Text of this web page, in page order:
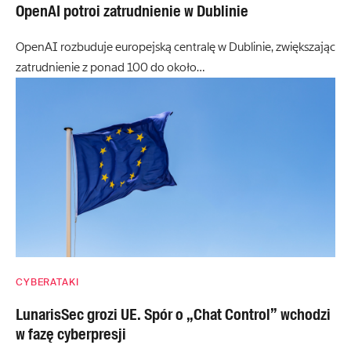
OpenAI potroi zatrudnienie w Dublinie
OpenAI rozbuduje europejską centralę w Dublinie, zwiększając
zatrudnienie z ponad 100 do około…
CYBERATAKI
LunarisSec grozi UE. Spór o „Chat Control” wchodzi
w fazę cyberpresji